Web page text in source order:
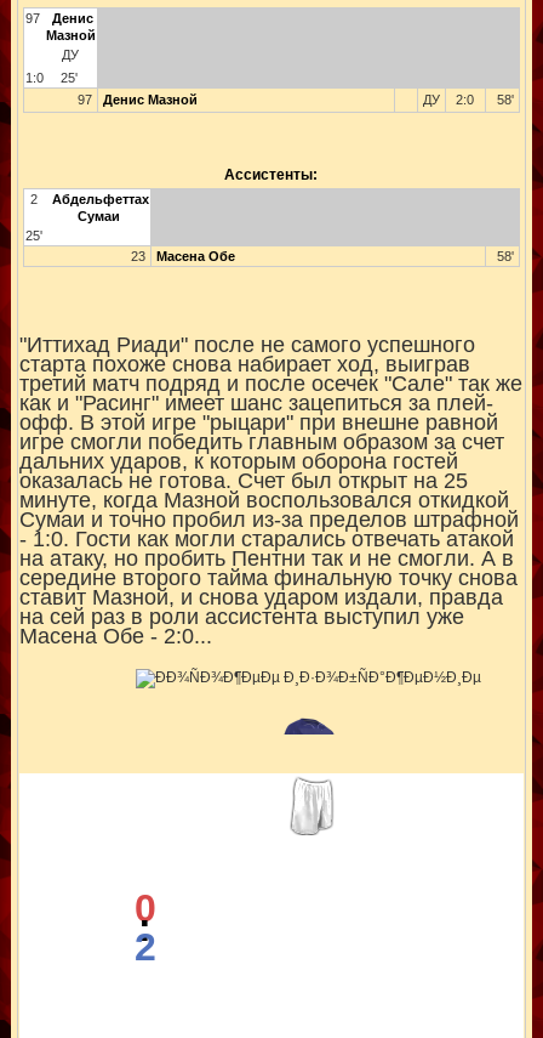
97
Денис
Мазной
ДУ
1:0
25'
97
Денис Мазной ДУ 2:0 58'
Ассистенты:
2
Абдельфеттах
Сумаи
25'
23
Масена Обе 58'
"Иттихад Риади" после не самого успешного
старта похоже снова набирает ход, выиграв
третий матч подряд и после осечек "Сале" так же
как и "Расинг" имеет шанс зацепиться за плей-
офф. В этой игре "рыцари" при внешне равной
игре смогли победить главным образом за счет
дальних ударов, к которым оборона гостей
оказалась не готова. Счет был открыт на 25
минуте, когда Мазной воспользовался откидкой
Сумаи и точно пробил из-за пределов штрафной
- 1:0. Гости как могли старались отвечать атакой
на атаку, но пробить Пентни так и не смогли. А в
середине второго тайма финальную точку снова
ставит Мазной, и снова ударом издали, правда
на сей раз в роли ассистента выступил уже
Масена Обе - 2:0...
0
:
2